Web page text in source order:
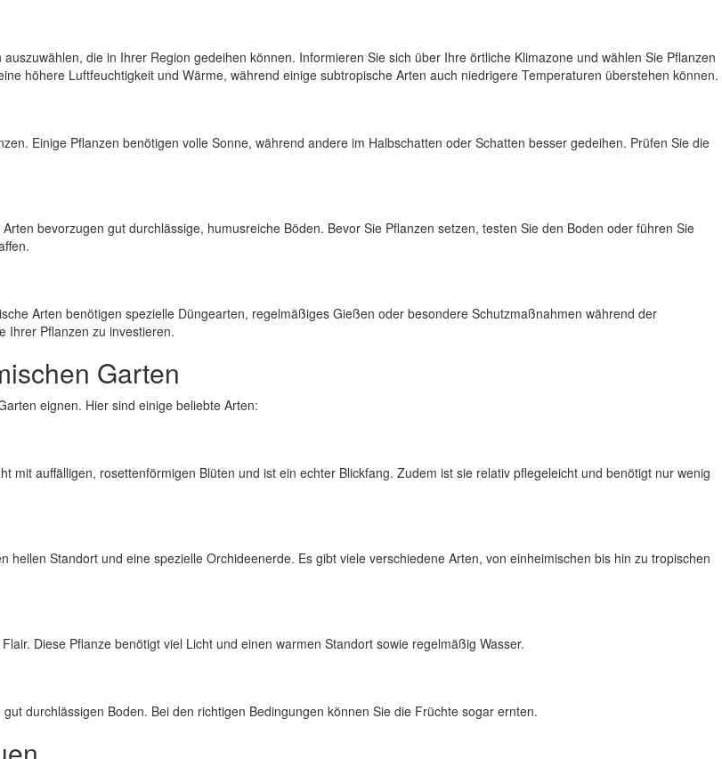
die in Ihrer Region gedeihen können. Informieren Sie sich über Ihre örtliche Klimazone und wählen Sie Pflanzen
höhere Luftfeuchtigkeit und Wärme, während einige subtropische Arten auch niedrigere Temperaturen überstehen können.
Einige Pflanzen benötigen volle Sonne, während andere im Halbschatten oder Schatten besser gedeihen. Prüfen Sie die
bevorzugen gut durchlässige, humusreiche Böden. Bevor Sie Pflanzen setzen, testen Sie den Boden oder führen Sie
Arten benötigen spezielle Düngearten, regelmäßiges Gießen oder besondere Schutzmaßnahmen während der
Ihrer Pflanzen zu investieren.
Garten
eignen. Hier sind einige beliebte Arten:
mit auffälligen, rosettenförmigen Blüten und ist ein echter Blickfang. Zudem ist sie relativ pflegeleicht und benötigt nur wenig
Standort und eine spezielle Orchideenerde. Es gibt viele verschiedene Arten, von einheimischen bis hin zu tropischen
Diese Pflanze benötigt viel Licht und einen warmen Standort sowie regelmäßig Wasser.
durchlässigen Boden. Bei den richtigen Bedingungen können Sie die Früchte sogar ernten.